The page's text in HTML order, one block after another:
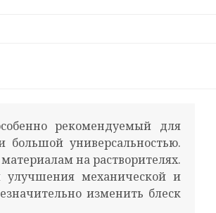
рекомендуемый для
универсальностью.
на растворителях.
улучшения механической и
изменить блеск